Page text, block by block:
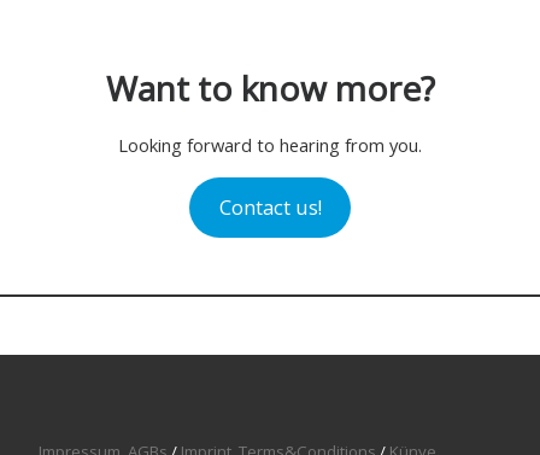
Want to know more?
Looking forward to hearing from you.
Contact us!